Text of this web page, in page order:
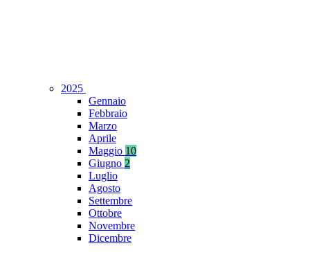
2025
Gennaio
Febbraio
Marzo
Aprile
Maggio 10
Giugno 2
Luglio
Agosto
Settembre
Ottobre
Novembre
Dicembre